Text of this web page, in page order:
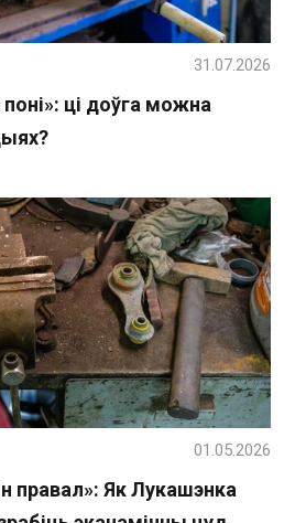
ці доўга можна
31.07.2026
правал»: Як Лукашэнка
01.05.2026